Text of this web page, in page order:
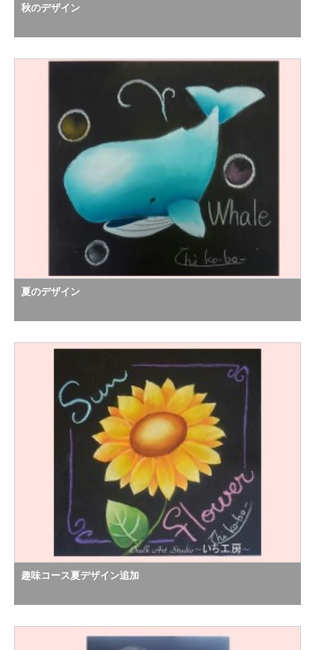
秋のデザイン
夏のデザイン
趣味コース夏デザイン追加